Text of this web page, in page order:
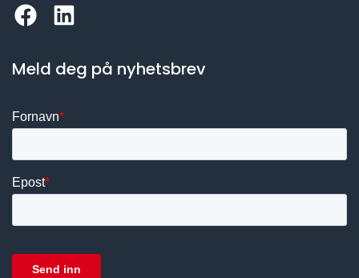
Meld deg på nyhetsbrev